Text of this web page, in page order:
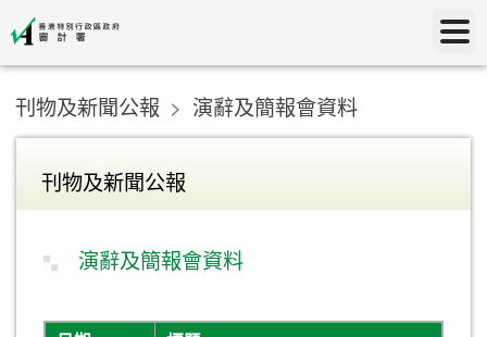
刊物及新聞公報 演辭及簡報會資料
刊物及新聞公報
演辭及簡報會資料